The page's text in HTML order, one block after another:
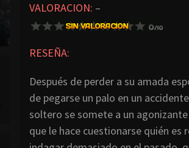
VALORACION: –
RESEÑA:
Después de perder a su amada
de pegarse un palo en un
soltero se somete a un
que le hace cuestionarse quién es